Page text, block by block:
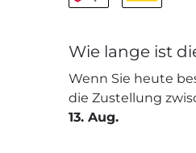
Wie lange ist
Wenn Sie heute
die Zustellung
13. Aug.